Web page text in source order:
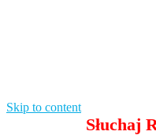
Skip to content
Słuchaj